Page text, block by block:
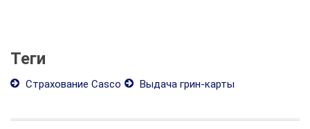
Теги
Страхование Casco Выдача грин-карты